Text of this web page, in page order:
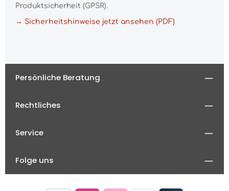
Produktsicherheit (GPSR).
→ Sicherheitshinweise jetzt ansehen (PDF)
Persönliche Beratung
Rechtliches
Service
Folge uns